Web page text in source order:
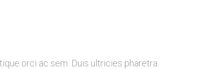
orci ac sem. Duis ultricies pharetra